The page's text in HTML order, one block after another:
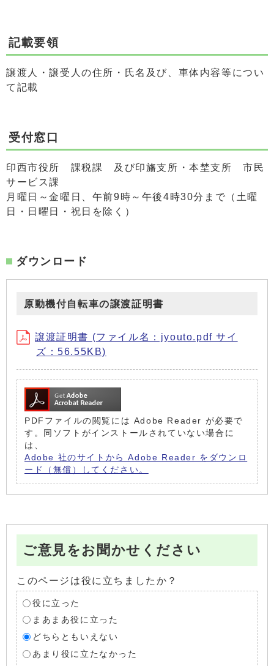
記載要領
譲渡人・譲受人の住所・氏名及び、車体内容等につい
て記載
受付窓口
印西市役所 課税課 及び印旛支所・本埜支所 市民
サービス課
月曜日～金曜日、午前9時～午後4時30分まで（土曜
日・日曜日・祝日を除く）
ダウンロード
原動機付自転車の譲渡証明書
譲渡証明書 (ファイル名：jyouto.pdf サイ
ズ：56.55KB)
PDFファイルの閲覧には Adobe Reader が必要で
す。同ソフトがインストールされていない場合に
は、
Adobe 社のサイトから Adobe Reader をダウンロ
ード（無償）してください。
ご意見をお聞かせください
このページは役に立ちましたか？
役に立った
まあまあ役に立った
どちらともいえない
あまり役に立たなかった